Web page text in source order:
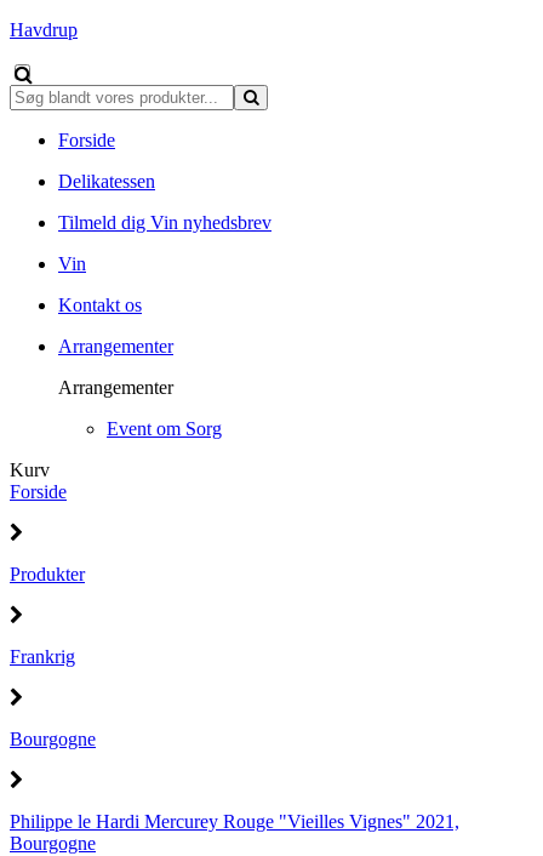
Havdrup
Forside
Delikatessen
Tilmeld dig Vin nyhedsbrev
Vin
Kontakt os
Arrangementer
Arrangementer
Event om Sorg
Kurv
Forside
Produkter
Frankrig
Bourgogne
Philippe le Hardi Mercurey Rouge "Vieilles Vignes" 2021,
Bourgogne